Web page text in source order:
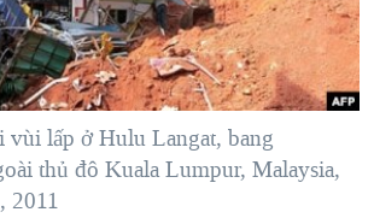
NGOẠI
CỬ 2024
TRANH TẠI DẢI GAZA
ĐAI & CON ĐƯỜNG
GIỚI
lấp ở Hulu Langat, bang
thủ đô Kuala Lumpur, Malaysia,
2011